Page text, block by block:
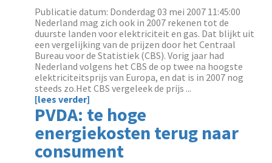
Publicatie datum: Donderdag 03 mei 2007 11:45:00
Nederland mag zich ook in 2007 rekenen tot de
duurste landen voor elektriciteit en gas. Dat blijkt uit
een vergelijking van de prijzen door het Centraal
Bureau voor de Statistiek (CBS). Vorig jaar had
Nederland volgens het CBS de op twee na hoogste
elektriciteitsprijs van Europa, en dat is in 2007 nog
steeds zo.Het CBS vergeleek de prijs ...
[lees verder]
PVDA: te hoge
energiekosten terug naar
consument